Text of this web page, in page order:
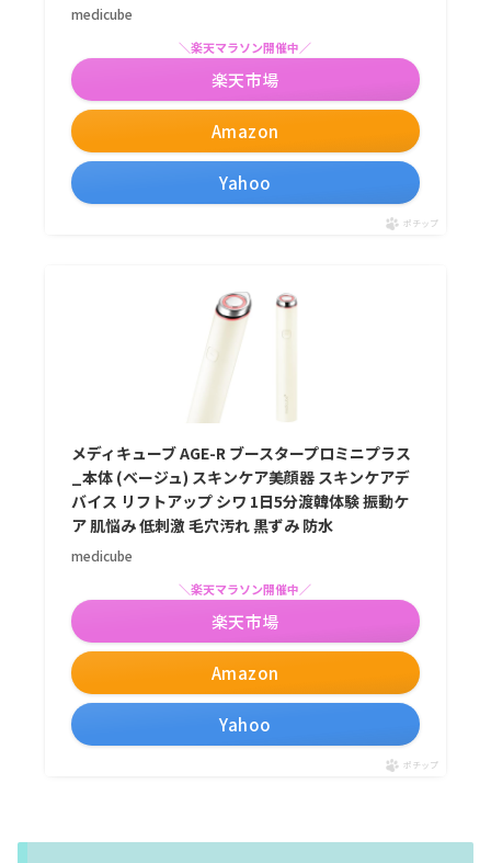
medicube
Amazon
＼楽天マラソン開催中／
楽天市場
Yahoo
ポチップ
メディキューブ AGE-R ブースタープロミニプラス
_本体 (ベージュ) スキンケア美顔器 スキンケアデ
バイス リフトアップ シワ 1日5分渡韓体験 振動ケ
ア 肌悩み 低刺激 毛穴汚れ 黒ずみ 防水
medicube
Amazon
＼楽天マラソン開催中／
楽天市場
Yahoo
ポチップ